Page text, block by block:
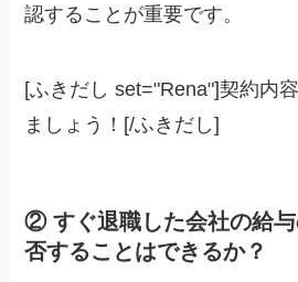
認することが重要です。
[ふきだし set="Rena"]契約内
ましょう！[/ふきだし]
② すぐ退職した会社の給
否することはできるか？